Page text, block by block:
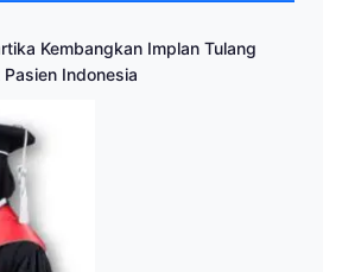
Kembangkan Implan Tulang
Indonesia